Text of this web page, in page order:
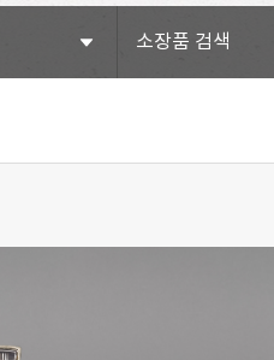
소장품 검색